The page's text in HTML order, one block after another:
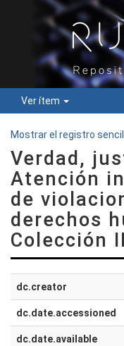
Ver ítem
Mostrar el registro
Verdad,
Atención
de
derechos
Colección
dc.creator
dc.date.accessioned
dc.date.available